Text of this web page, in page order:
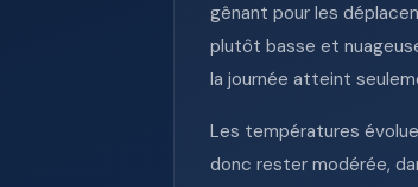
gênant pour les
plutôt basse et
la journée atteint
Les températures
donc rester modérée,